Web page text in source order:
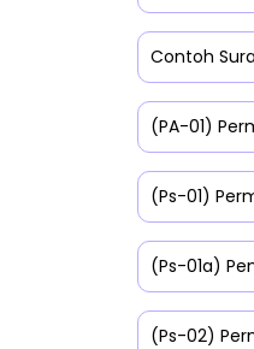
Contoh
(PA-01)
(Ps-01)
(Ps-01a)
(Ps-02)